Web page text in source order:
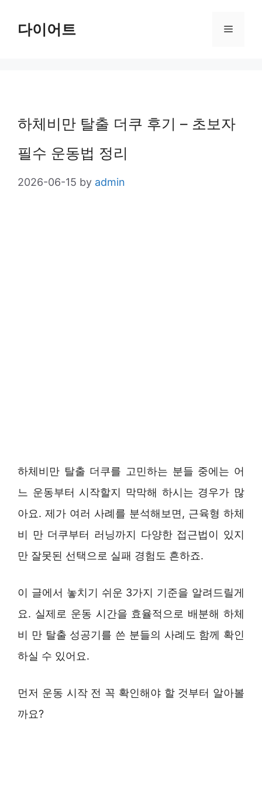
다이어트 Menu
하체비만 탈출 더쿠 후기 – 초보자
필수 운동법 정리
2026-06-15 by admin
하체비만 탈출 더쿠를 고민하는 분들 중에는 어
느 운동부터 시작할지 막막해 하시는 경우가 많
아요. 제가 여러 사례를 분석해보면, 근육형 하체
비 만 더쿠부터 러닝까지 다양한 접근법이 있지
만 잘못된 선택으로 실패 경험도 흔하죠.
이 글에서 놓치기 쉬운 3가지 기준을 알려드릴게
요. 실제로 운동 시간을 효율적으로 배분해 하체
비 만 탈출 성공기를 쓴 분들의 사례도 함께 확인
하실 수 있어요.
먼저 운동 시작 전 꼭 확인해야 할 것부터 알아볼
까요?